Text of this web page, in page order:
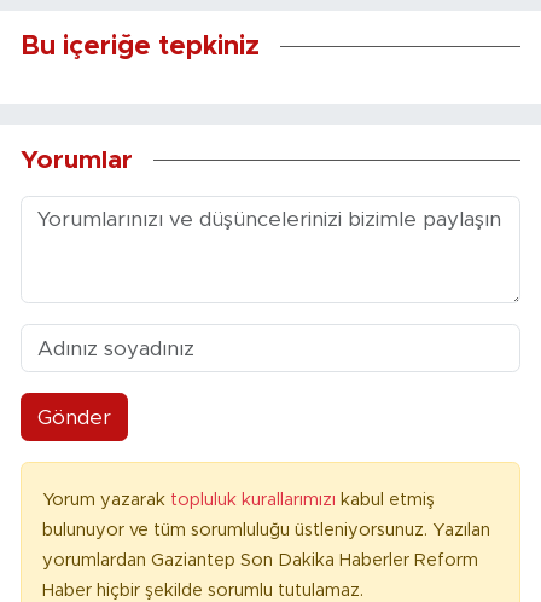
Bu içeriğe tepkiniz
Yorumlar
Gönder
Yorum yazarak topluluk kurallarımızı kabul etmiş
bulunuyor ve tüm sorumluluğu üstleniyorsunuz. Yazılan
yorumlardan Gaziantep Son Dakika Haberler Reform
Haber hiçbir şekilde sorumlu tutulamaz.